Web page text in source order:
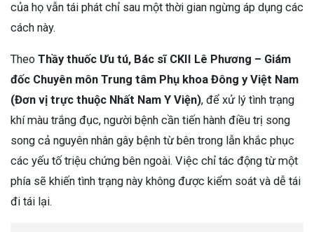
của họ vẫn tái phát chỉ sau một thời gian ngừng áp dụng các
cách này.
Theo Thầy thuốc Ưu tú, Bác sĩ CKII Lê Phương – Giám
đốc Chuyên môn Trung tâm Phụ khoa Đông y Việt Nam
(Đơn vị trực thuộc Nhất Nam Y Viện), để xử lý tình trạng
khí màu trắng đục, người bệnh cần tiến hành điều trị song
song cả nguyên nhân gây bệnh từ bên trong lẫn khắc phục
các yếu tố triệu chứng bên ngoài. Việc chỉ tác động từ một
phía sẽ khiến tình trạng này không được kiểm soát và dễ tái
đi tái lại.